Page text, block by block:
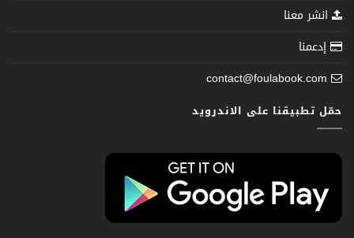
انشر معنا
إدعمنا
contact@foulabook.com
حمّل تطبيقنا على الاندرويد